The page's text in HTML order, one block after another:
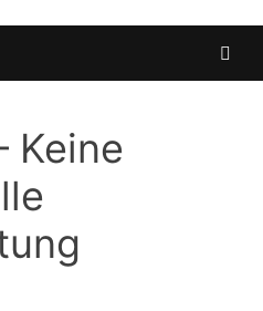
Keine